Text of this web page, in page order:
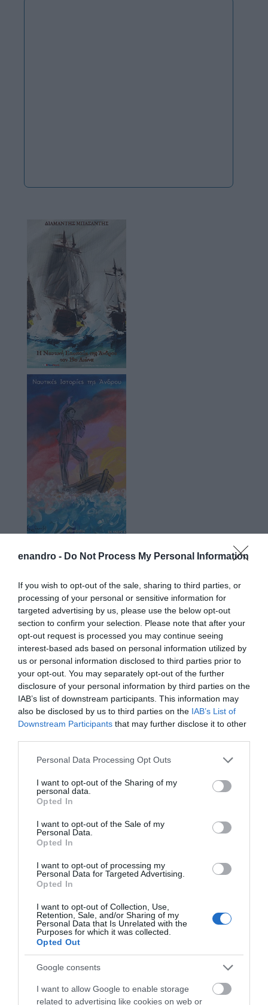
enandro - Do Not Process My Personal Information
If you wish to opt-out of the sale, sharing to third parties, or
processing of your personal or sensitive information for
targeted advertising by us, please use the below opt-out
section to confirm your selection. Please note that after your
opt-out request is processed you may continue seeing
interest-based ads based on personal information utilized by
us or personal information disclosed to third parties prior to
your opt-out. You may separately opt-out of the further
disclosure of your personal information by third parties on the
IAB’s list of downstream participants. This information may
also be disclosed by us to third parties on the IAB’s List of
Downstream Participants that may further disclose it to other
Please note that this website/app uses one or more Google
not limited to your visit or usage behaviour. You may click to
grant or deny consent to Google and its third-party tags to
use your data for below specified purposes in below Google
consent section.
Personal Data Processing Opt Outs
I want to opt-out of the Sharing of my
personal data.
Opted In
I want to opt-out of the Sale of my
Personal Data.
Opted In
I want to opt-out of processing my
Personal Data for Targeted Advertising.
Opted In
I want to opt-out of Collection, Use,
Retention, Sale, and/or Sharing of my
Personal Data that Is Unrelated with the
Purposes for which it was collected.
Opted Out
Google consents
I want to allow Google to enable storage
related to advertising like cookies on web or
Προτεινόμενα άρθρα
Γιατί οι Τούρκοι συρρέουν στα ελληνικά νησιά
ΕΚΔΗΛΩΣΕΙΣ ΤΩΝ ΗΜΕΡΩΝ: Παγοποιείο
Μαντζαβελάκη & Καΐρειος Βιβλιοθήκη
ΦΕΣΤΙΒΑΛ ΑΝΔΡΟΥ: Ένα βαθυστόχαστο έργο του
Μπέκετ
Η νεολαία της Άνδρου είναι εδώ. Χρειάζεται όμως
ΡΑΦΗΝΑ – ΘΕΟΥΤΑ σημειώσατε…
Πρόσφατα Άρθρα
στα ελληνικά νησιά
ΕΚΔΗΛΩΣΕΙΣ ΤΩΝ
08/08/2026